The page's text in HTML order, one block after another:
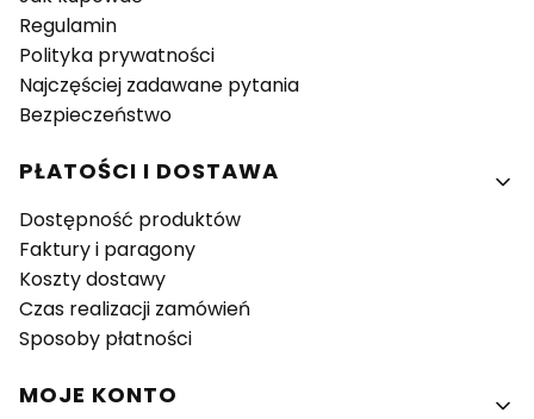
Regulamin
Polityka prywatności
Najczęściej zadawane pytania
Bezpieczeństwo
PŁATOŚCI I DOSTAWA
Dostępność produktów
Faktury i paragony
Koszty dostawy
Czas realizacji zamówień
Sposoby płatności
MOJE KONTO